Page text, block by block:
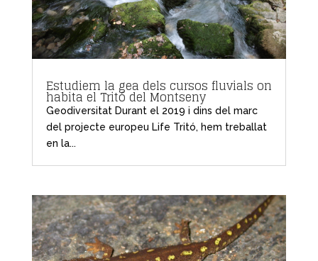
Estudiem la gea dels cursos fluvials on
habita el Tritó del Montseny
Geodiversitat Durant el 2019 i dins del marc
del projecte europeu Life Tritó, hem treballat
en la...